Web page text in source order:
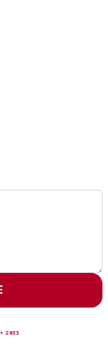
+ 2833